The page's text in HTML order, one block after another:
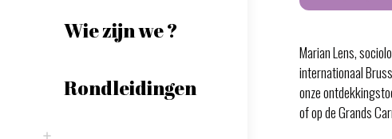
Wie zijn we ?
Rondleidingen
Marian Lens,
internationaal
onze
of op de Grands